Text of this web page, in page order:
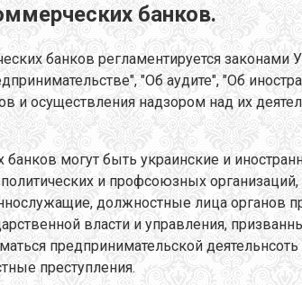
банков.
банков регламентируется
"Об аудите", "Об
и осуществления надзором над их
могут быть украинские и
и профсоюзных
должностные лица органов
власти и управления,
предпринимательской
преступления.